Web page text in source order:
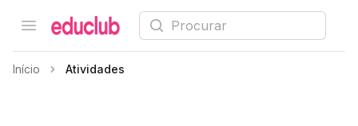
Open menu
Educlub Procurar
Início Atividades